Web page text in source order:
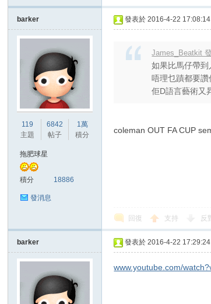
頓
barker
119
主題
6842
帖子
1萬
積分
拖肥球星
積分 18886
發消息
發表於 2016-4-22 17:08:14
James_Beatkit
如果比馬仔帶到
唔理乜蹟都要讚
佢D語言藝術又
coleman OUT FA CUP
回復 支持 反
barker 發表於 2016-4-22 17:29:24
www.youtube.com/